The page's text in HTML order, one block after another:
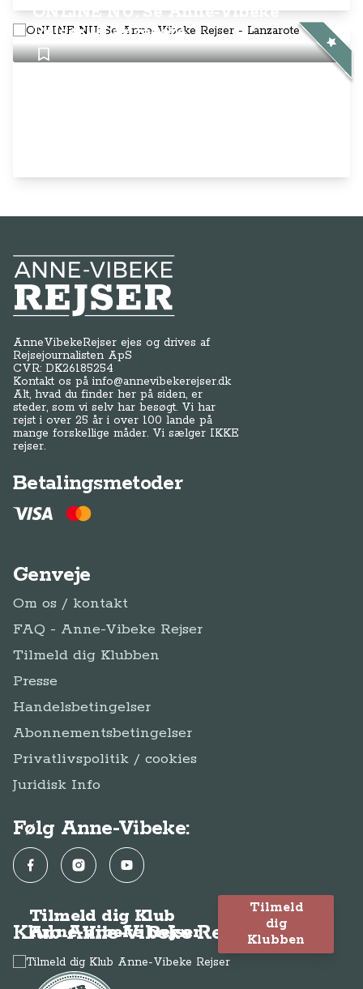
ONLINE NU: Se Anne-Vibeke
Rejser - Lanzarote
Anne-Vibeke Rejser
AnneVibekeRejser ejes og drives af
Rejsejournalisten ApS
CVR: DK26185254
Kontakt os påinfo@annevibekerejser.dk
Alt, hvad du finder her på siden, er
steder, som vi selv har besøgt. Vi har
rejst i over 25 år i over 100 lande på
mange forskellige måder. Vi sælger IKKE
rejser.
Betalingsmetoder
Genveje
Om os / kontakt
FAQ - Anne-Vibeke Rejser
Tilmeld dig Klubben
Presse
Handelsbetingelser
Abonnementsbetingelser
Privatlivspolitik / cookies
Juridisk Info
Følg Anne-Vibeke:
FacebookInstagramYouTube
Klub Anne-Vibeke Rejser
Tilmeld dig Klub
Anne-Vibeke Rejser
Tilmeld
dig
Klubben